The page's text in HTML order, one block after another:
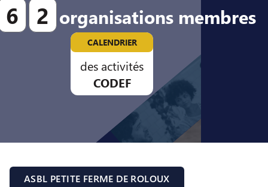
6 2 organisations membres
CALENDRIER
des activités
CODEF
ASBL PETITE FERME DE ROLOUX